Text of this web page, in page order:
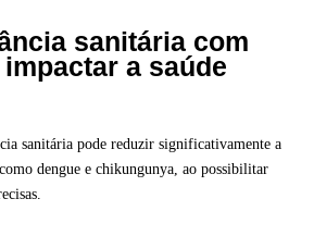
sanitária com
a saúde
sanitária pode reduzir significativamente a
dengue e chikungunya, ao possibilitar